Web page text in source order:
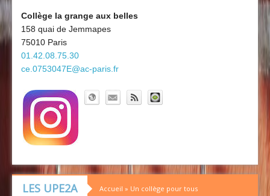
Board'Gab
Clubs maths
Découvrir le collège
Collège la grange aux belles
158 quai de Jemmapes
75010 Paris
01.42.08.75.30
ce.0753047E@ac-paris.fr
LES UPE2A Accueil » Un collège pour tous